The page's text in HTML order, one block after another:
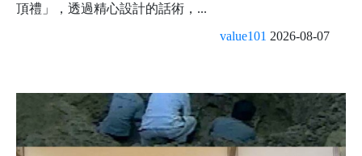
頂禮」，透過精心設計的話術，...
value101 2026-08-07